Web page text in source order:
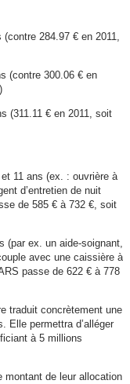
284.97 € en 2011,
(contre 300.06 € en
(311.11 € en 2011, soit
11 ans (ex. : ouvrière à
d’entretien de nuit
de 585 € à 732 €, soit
(par ex. un aide-soignant,
avec une caissière à
passe de 622 € à 778
traduit concrètement une
Elle permettra d’alléger
à 5 millions
montant de leur allocation